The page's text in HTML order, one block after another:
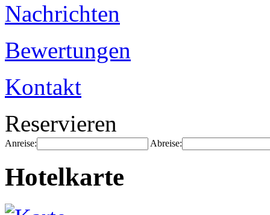
Nachrichten
Bewertungen
Kontakt
Reservieren
Anreise: Abreise:
Hotelkarte